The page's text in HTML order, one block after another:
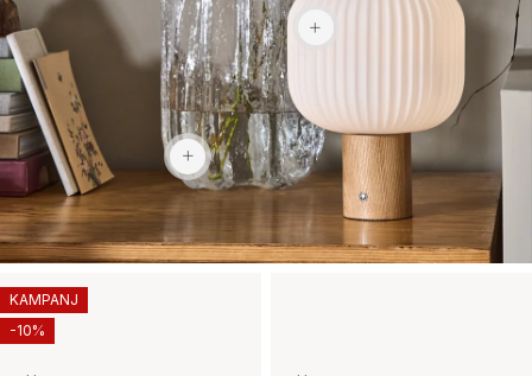
2 969 kr
KAMPANJ
-10%